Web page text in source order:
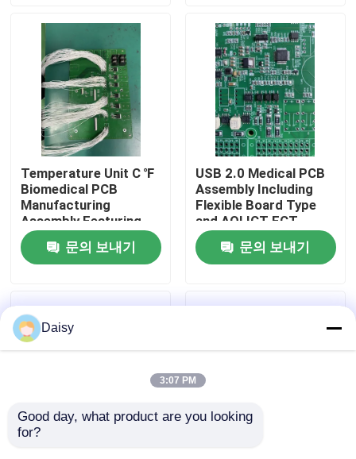
제품 소개
회사 소개
공장 투어
품질 관리
연락처
모든 케이스
Temperature Unit C ℉
Biomedical PCB
Manufacturing
Assembly Featuring
Black Silkscreen Color
Ensuring Precision
and Durability
문의 보내기
USB 2.0 Medical PCB
Assembly Including
Flexible Board Type
and AOI ICT FCT
Testing for Medical
Electronics
Applications
문의 보내기
Daisy
3:07 PM
Good day, what product are you looking
for?